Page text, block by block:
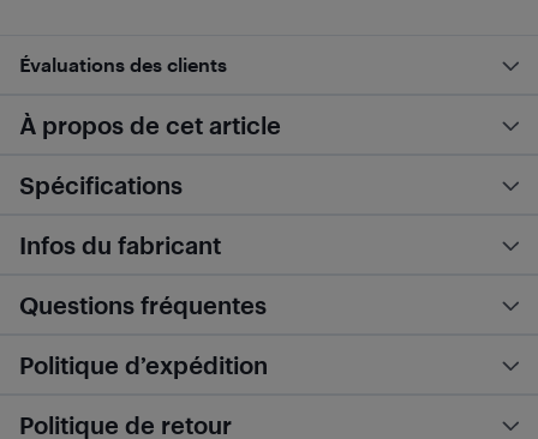
Évaluations des clients
À propos de cet article
Spécifications
Infos du fabricant
Questions fréquentes
Politique d’expédition
Politique de retour